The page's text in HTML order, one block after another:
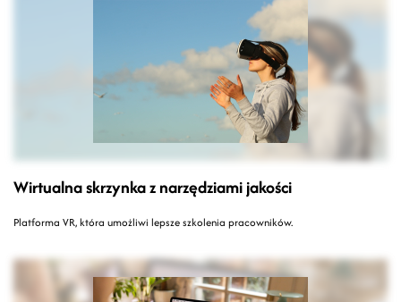
Wirtualna skrzynka z narzędziami jakości
Platforma VR, która umożliwi lepsze szkolenia pracowników.